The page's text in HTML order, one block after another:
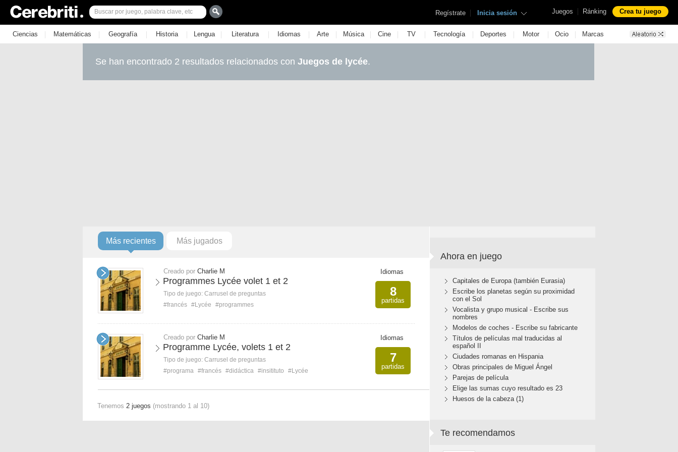
Juegos | Ránking Crea tu juego
Regístrate | Inicia sesión
Ciencias | Matemáticas | Geografía | Historia | Lengua | Literatura | Idiomas | Arte | Música | Cine | TV | Tecnología | Deportes | Motor | Ocio | Marcas
Se han encontrado 2 resultados relacionados con Juegos de lycée.
Más recientes Más jugados
Creado por Charlie M
Programmes Lycée volet 1 et 2
Tipo de juego: Carrusel de preguntas
#francés #Lycée #programmes
Idiomas
8
partidas
Creado por Charlie M
Programme Lycée, volets 1 et 2
Tipo de juego: Carrusel de preguntas
#programa #francés #didáctica #insitituto #Lycée
Idiomas
7
partidas
Tenemos 2 juegos (mostrando 1 al 10)
Ahora en juego
Capitales de Europa (también Eurasia)
Escribe los planetas según su proximidad
con el Sol
Vocalista y grupo musical - Escribe sus
nombres
Modelos de coches - Escribe su fabricante
Títulos de películas mal traducidas al
español II
Ciudades romanas en Hispania
Obras principales de Miguel Ángel
Parejas de película
Elige las sumas cuyo resultado es 23
Huesos de la cabeza (1)
Te recomendamos